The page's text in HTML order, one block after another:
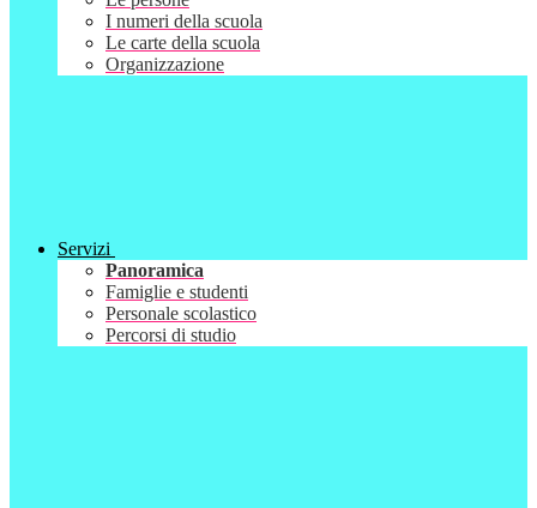
I numeri della scuola
Le carte della scuola
Organizzazione
Servizi
Panoramica
Famiglie e studenti
Personale scolastico
Percorsi di studio